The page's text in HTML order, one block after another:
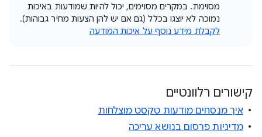
מסוימת. במקרים מסוימים, יכול להיות שמודעות באיכות
נמוכה לא יוצגו בכלל (גם אם יש להן הצעות מחיר גבוהות).
לקבלת מידע נוסף על איכות המודעה
קישורים רלוונטיים
איך מנסחים מודעות טקסט מוצלחות
מדיניות פרסום בנושא עריכה